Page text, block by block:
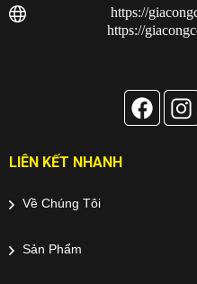
https://
https://
LIÊN KẾT NHANH
Về Chúng Tôi
Sản Phẩm